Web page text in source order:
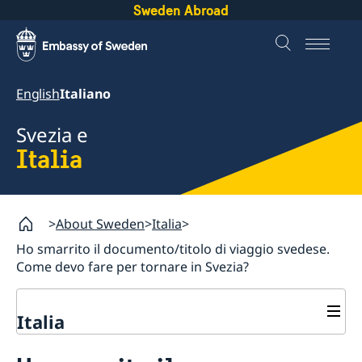
Sweden Abroad
EnglishItaliano
Svezia e
Italia
About Sweden Italia
Ho smarrito il documento/titolo di viaggio svedese.
Come devo fare per tornare in Svezia?
Italia